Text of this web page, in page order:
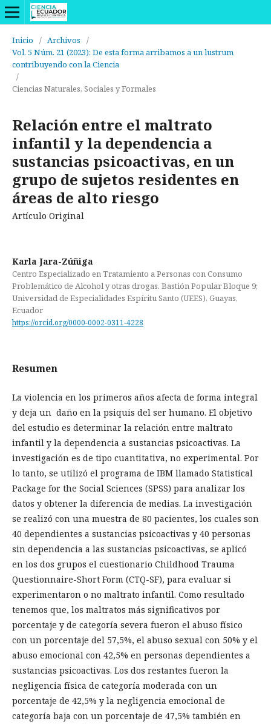
Inicio / Archivos
/
Vol. 5 Núm. 21 (2023): De esta forma arribamos a un lustrum
contribuyendo con la Ciencia
/
Ciencias Naturales, Sociales y Formales
Relación entre el maltrato
infantil y la dependencia a
sustancias psicoactivas, en un
grupo de sujetos residentes en
áreas de alto riesgo
Artículo Original
Karla Jara-Zúñiga
Centro Especializado en Tratamiento a Personas con Consumo
Problemático de Alcohol y otras drogas. Bastión Popular Bloque 9;
Universidad de Especialidades Espíritu Santo (UEES), Guayas,
Ecuador
https://orcid.org/0000-0002-0311-4228
Resumen
La violencia en los primeros años afecta de forma integral
y deja un daño en la psiquis del ser humano. El objetivo
del estudio es determinar la relación entre maltrato
infantil y la dependencia a sustancias psicoactivas. La
investigación es de tipo cuantitativa, no experimental. Por
lo tanto, se utilizó el programa de IBM llamado Statistical
Package for the Social Sciences (SPSS) para analizar los
datos y obtener la diferencia de medias. La investigación
se realizó con una muestra de 80 pacientes, los cuales son
40 dependientes a sustancias psicoactivas y 40 personas
sin dependencia a las sustancias psicoactivas, se aplicó
en los dos grupos el cuestionario Childhood Trauma
Questionnaire-Short Form (CTQ-SF), para evaluar si
experimentaron o no maltrato infantil. Como resultado
tenemos que, los maltratos más significativos por
porcentaje y de categoría severa fueron el abuso físico
con un porcentaje del 57,5%, el abuso sexual con 50% y el
abuso emocional con 42,5% en personas dependientes a
sustancias psicoactivas. Los dos restantes fueron la
negligencia física de categoría moderada con un
porcentaje de 42,5% y la negligencia emocional de
categoría baja con un porcentaje de 47,5% también en